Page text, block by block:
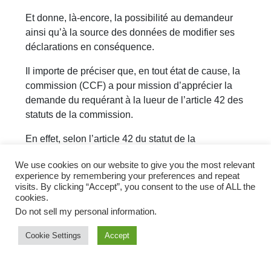
Et donne, là-encore, la possibilité au demandeur
ainsi qu’à la source des données de modifier ses
déclarations en conséquence.
Il importe de préciser que, en tout état de cause, la
commission (CCF) a pour mission d’apprécier la
demande du requérant à la lueur de l’article 42 des
statuts de la commission.
En effet, selon l’article 42 du statut de la
décision rendue par celle-ci n’est prise en compte
que si elle satisfait à l’ensemble de deux critères
bien précis.
CCF sur la base d’éléments nouveaux
We use cookies on our website to give you the most relevant
experience by remembering your preferences and repeat
visits. By clicking “Accept”, you consent to the use of ALL the
cookies.
Do not sell my personal information.
Cookie Settings Accept